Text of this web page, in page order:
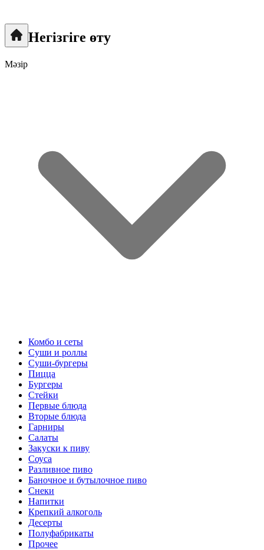
Негізгіге өту
Мәзір
Комбо и сеты
Суши и роллы
Суши-бургеры
Пицца
Бургеры
Стейки
Первые блюда
Вторые блюда
Гарниры
Салаты
Закуски к пиву
Соуса
Разливное пиво
Баночное и бутылочное пиво
Снеки
Напитки
Крепкий алкоголь
Десерты
Полуфабрикаты
Прочее